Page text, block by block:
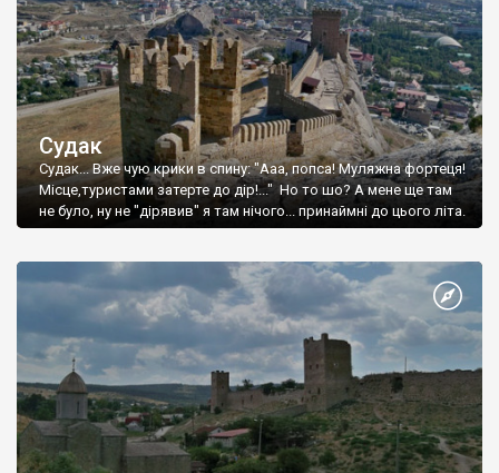
Судак
Судак... Вже чую крики в спину: "Ааа, попса! Муляжна фортеця!
Місце,туристами затерте до дір!..." Но то шо? А мене ще там
не було, ну не "дірявив" я там нічого... принаймні до цього літа.